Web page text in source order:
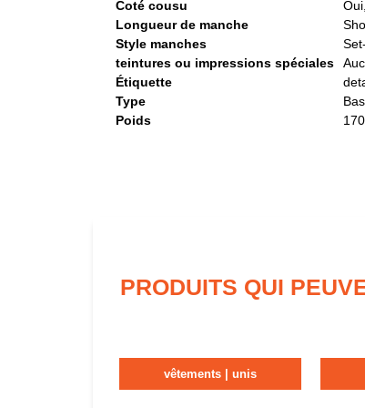
Coté cousu
Longueur de manche
Style manches
teintures ou impressions spéciales
Étiquette
Type
Poids
170
PRODUITS QUI
vêtements | unis